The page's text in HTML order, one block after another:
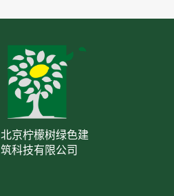
北京柠檬树绿色建
筑科技有限公司